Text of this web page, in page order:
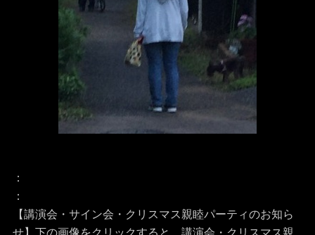
：
：
【講演会・サイン会・クリスマス親睦パーティのお知ら
せ】 下の画像をクリックすると、講演会・クリスマス親